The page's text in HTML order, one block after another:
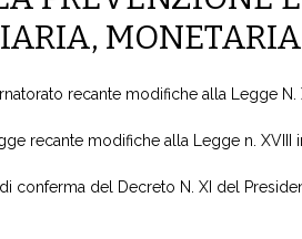
recante modifiche alla Legge
recante modifiche alla Legge n.
conferma del Decreto N. XI del